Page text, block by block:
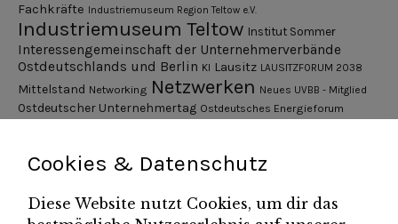
Fachkräfte Industriemuseum Region Teltow e.V.
Industriemuseum Teltow Institut Sommer
Interessengemeinschaft der Unternehmerverbände
Ostdeutschlands und Berlin KI Lausitz LAUSITZFORUM 2038
Mittelstand Networking Netzwerken Neues UVBB - Mitglied
Ostdeutscher Unternehmertag Ostdeutsches Energieforum
Pressemitteilung
Unternehmerfrühstück
Brandenburg-Berlin e.V.
Cookies & Datenschutz
Diese Website nutzt Cookies, um dir das